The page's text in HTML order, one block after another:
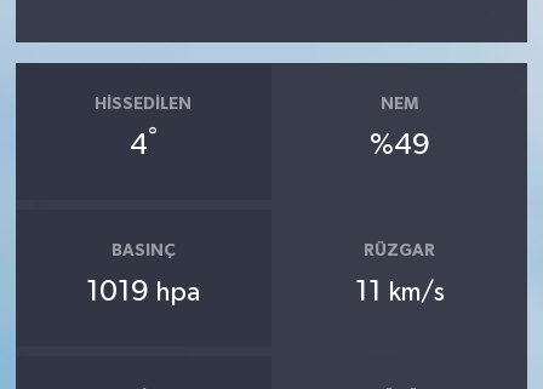
HISSEDILEN
4°
NEM
%49
BASINÇ
1019 hpa
RÜZGAR
11 km/s